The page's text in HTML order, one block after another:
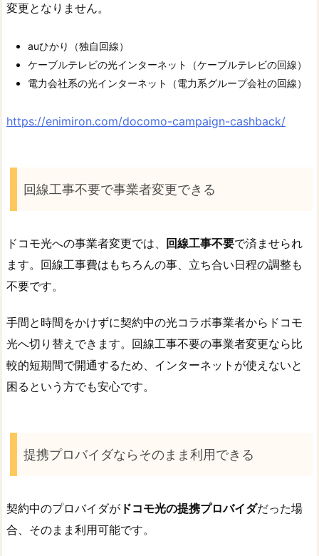
変更となりません。
auひかり（独自回線）
ケーブルテレビの光インターネット（ケーブルテレビの回線）
電力会社系の光インターネット（電力系グループ会社の回線）
https://enimiron.com/docomo-campaign-cashback/
回線工事不要で事業者変更できる
ドコモ光への事業者変更では、 回線工事不要で済ませられ
ます。回線工事費はもちろんの事、立ち合い日程の調整も
不要です。
手間と時間をかけずに契約中の光コラボ事業者からドコモ
光へ切り替えできます。回線工事不要の事業者変更なら比
較的短期間で開通するため、インターネットが使えないと
困るという方でも安心です。
提携プロバイダならそのまま利用できる
契約中のプロバイダが ドコモ光の提携プロバイダだった場
合、そのまま利用可能です。